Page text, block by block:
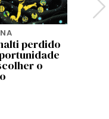
perdido
o